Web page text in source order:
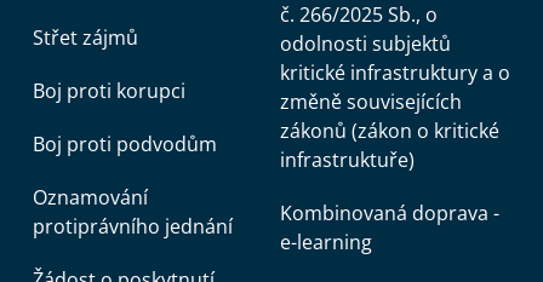
Střet zájmů
Boj proti korupci
Boj proti podvodům
Oznamování
protiprávního jednání
č. 266/2025 Sb., o
odolnosti subjektů
kritické infrastruktury a o
změně souvisejících
zákonů (zákon o kritické
infrastruktuře)
Kombinovaná doprava -
e-learning